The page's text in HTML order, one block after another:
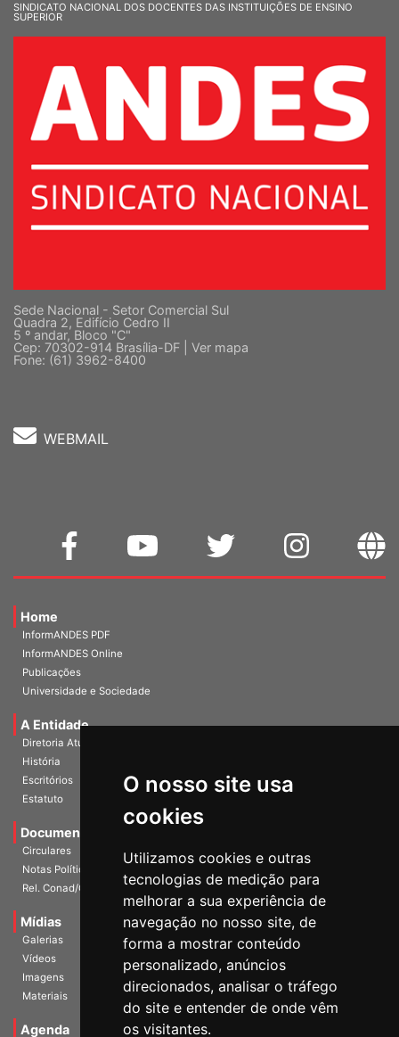
O nosso site usa
cookies
Utilizamos cookies e outras
tecnologias de medição para
melhorar a sua experiência de
navegação no nosso site, de
forma a mostrar conteúdo
personalizado, anúncios
direcionados, analisar o tráfego
do site e entender de onde vêm
os visitantes.
SINDICATO NACIONAL DOS DOCENTES DAS INSTITUIÇÕES DE ENSINO
SUPERIOR
Sede Nacional - Setor Comercial Sul
Quadra 2, Edifício Cedro II
5 º andar, Bloco "C"
Cep: 70302-914 Brasília-DF | Ver mapa
Fone: (61) 3962-8400
WEBMAIL
Home
InformANDES PDF
InformANDES Online
Publicações
Universidade e Sociedade
A Entidade
Diretoria Atual
História
Escritórios
Estatuto
Documentos
Circulares
Notas Políticas
Rel. Conad/Congresso
Mídias
Galerias
Vídeos
Imagens
Materiais
Agenda